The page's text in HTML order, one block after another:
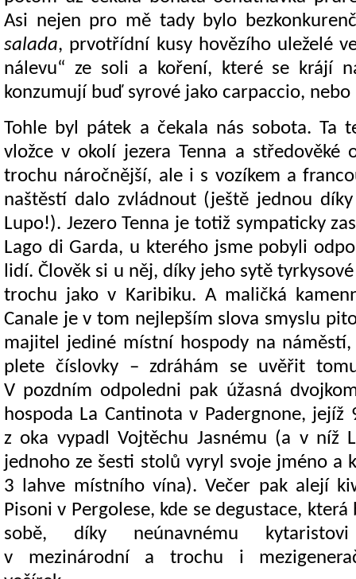
Asi nejen pro mě tady bylo
salada, prvotřídní kusy hovězího uleželé
nálevu“ ze soli a koření, které se krájí
konzumují buď syrové jako carpaccio,
Tohle byl pátek a čekala nás sobota. Ta
vložce v okolí jezera Tenna a středověké
trochu náročnější, ale i s vozíkem a
naštěstí dalo zvládnout (ještě jednou
Lupo!). Jezero Tenna je totiž sympaticky
Lago di Garda, u kterého jsme pobyli
lidí. Člověk si u něj, díky jeho sytě
trochu jako v Karibiku. A maličká
Canale je v tom nejlepším slova smyslu
majitel jediné místní hospody na
plete číslovky – zdráhám se uvěřit
V pozdním odpoledni pak úžasná
hospoda La Cantinota v Padergnone,
z oka vypadl Vojtěchu Jasnému (a v níž
jednoho ze šesti stolů vyryl svoje jméno a
3 lahve místního vína). Večer pak alejí
Pisoni v Pergolese, kde se degustace,
sobě, díky neúnavnému
v mezinárodní a trochu i